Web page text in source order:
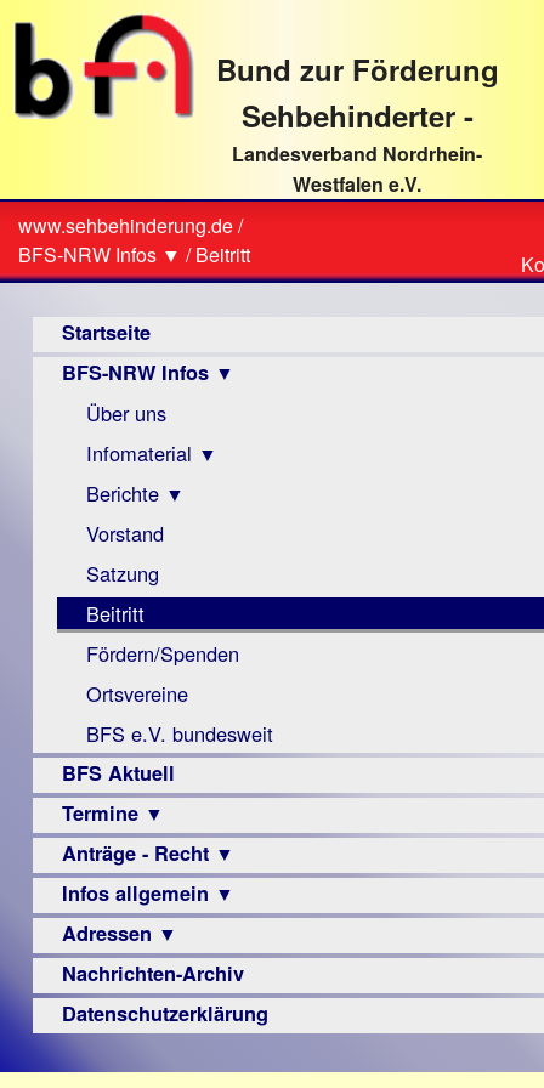
direkt
Textinhalt
Bund zur Förderung
Sehbehinderter -
Landesverband Nordrhein-
Westfalen e.V.
Sie
sind
hier
www.sehbehinderung.de/
BFS-NRW Infos ▼ /Beitritt
Startseite
BFS-NRW Infos ▼
Über uns
Infomaterial ▼
Visus
Zeitschrift
Monokular
Mac
Instagram-
Links
Berichte ▼
Archiv
Berichte
Vorstand
Satzung
Beitritt
Fördern/Spenden
Ortsvereine
BFS e.V. bundesweit
BFS Aktuell
Termine ▼
Veranstaltungsprogramme
Anträge - Recht ▼
Archiv
Urteile
Infos allgemein ▼
Sehbehinderung
Frühförderung
Schule
–
Adressen ▼
Augenoptiker
Berufsbildungswerke
Nachrichten-Archiv
Datenschutzerklärung